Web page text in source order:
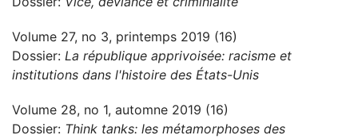
Volume 27, no 3, printemps 2019 (16)
Dossier: La république apprivoisée: racisme et
institutions dans l'histoire des États-Unis
Volume 28, no 1, automne 2019 (16)
Dossier: Think tanks: les métamorphoses des